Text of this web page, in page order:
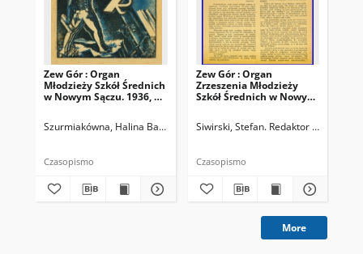
Zew Gór : Organ
Młodzieży Szkół Średnich
w Nowym Sączu. 1936, R.
Szurmiakówna, Halina Barbara (1920-1945). Redaktor naczelny
Czasopismo
Zew Gór : Organ
Zrzeszenia Młodzieży
Szkół Średnich w Nowym
Siwirski, Stefan. Redaktor naczelny
Czasopismo
More